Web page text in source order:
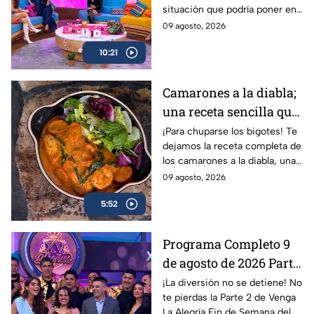
10:21
situación que podría poner en
juego la amistad, un fuerte
09 agosto, 2026
5:52
Camarones a la diabla;
una receta sencilla que
puedes hacer en casa
para toda la familia
¡Para chuparse los bigotes! Te
dejamos la receta completa de
los camarones a la diabla, una
preparación sencilla para
09 agosto, 2026
Programa Completo 9
de agosto de 2026 Parte
2 | Venga La Alegría Fin
De Semana
¡La diversión no se detiene! No
te pierdas la Parte 2 de Venga